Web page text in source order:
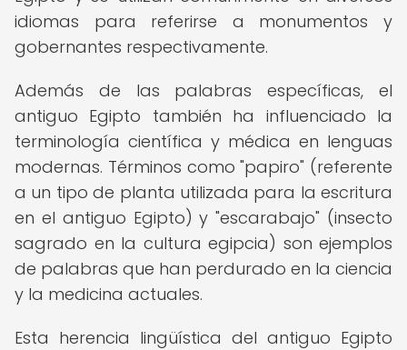
idiomas para referirse a monumentos y
gobernantes respectivamente.
Además de las palabras específicas, el
antiguo Egipto también ha influenciado la
terminología científica y médica en lenguas
modernas. Términos como "papiro" (referente
a un tipo de planta utilizada para la escritura
en el antiguo Egipto) y "escarabajo" (insecto
sagrado en la cultura egipcia) son ejemplos
de palabras que han perdurado en la ciencia
y la medicina actuales.
Esta herencia lingüística del antiguo Egipto